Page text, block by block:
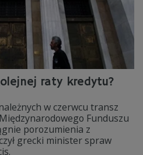
raty kredytu?
w czerwcu transz
Funduszu
porozumienia z
grecki minister spraw